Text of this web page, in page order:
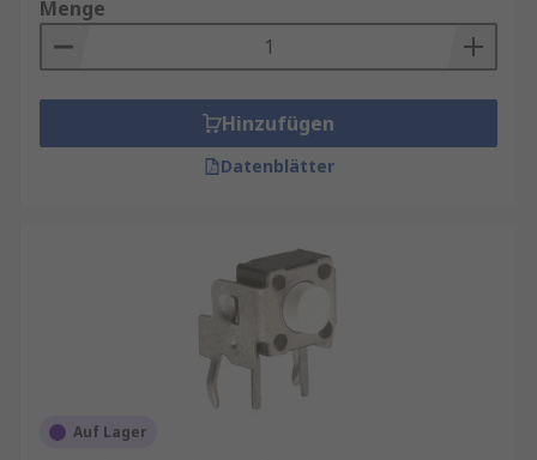
Menge
Hinzufügen
Datenblätter
Auf Lager